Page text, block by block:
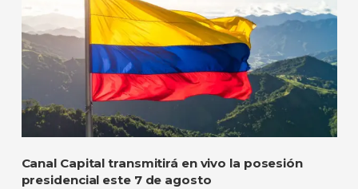
Canal Capital transmitirá en vivo la posesión
presidencial este 7 de agosto